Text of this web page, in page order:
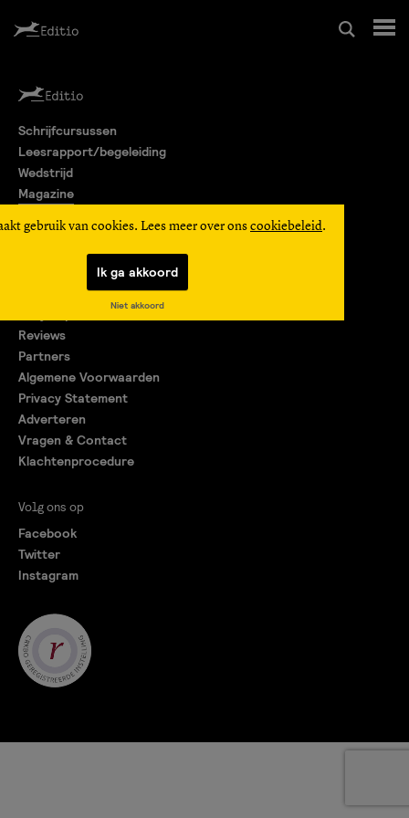
Leesrapport/begeleiding
Wedstrijd
Editio Producties
gebruik van cookies. Lees meer over ons cookiebeleid.
Ik ga akkoord
Niet akkoord
Schrijfcursussen
Leesrapport/begeleiding
Wedstrijd
Magazine
Reviews
Partners
Algemene Voorwaarden
Privacy Statement
Adverteren
Vragen & Contact
Klachtenprocedure
Volg ons op
Facebook
Twitter
Instagram